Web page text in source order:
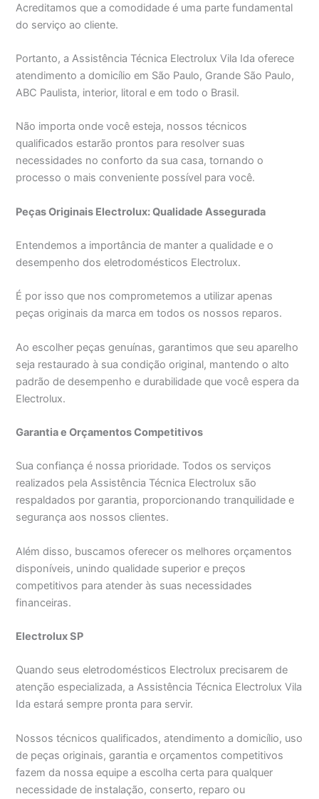
Acreditamos que a comodidade é uma parte fundamental
do serviço ao cliente.
Portanto, a Assistência Técnica Electrolux Vila Ida oferece
atendimento a domicílio em São Paulo, Grande São Paulo,
ABC Paulista, interior, litoral e em todo o Brasil.
Não importa onde você esteja, nossos técnicos
qualificados estarão prontos para resolver suas
necessidades no conforto da sua casa, tornando o
processo o mais conveniente possível para você.
Peças Originais Electrolux: Qualidade Assegurada
Entendemos a importância de manter a qualidade e o
desempenho dos eletrodomésticos Electrolux.
É por isso que nos comprometemos a utilizar apenas
peças originais da marca em todos os nossos reparos.
Ao escolher peças genuínas, garantimos que seu aparelho
seja restaurado à sua condição original, mantendo o alto
padrão de desempenho e durabilidade que você espera da
Electrolux.
Garantia e Orçamentos Competitivos
Sua confiança é nossa prioridade. Todos os serviços
realizados pela Assistência Técnica Electrolux são
respaldados por garantia, proporcionando tranquilidade e
segurança aos nossos clientes.
Além disso, buscamos oferecer os melhores orçamentos
disponíveis, unindo qualidade superior e preços
competitivos para atender às suas necessidades
financeiras.
Electrolux SP
Quando seus eletrodomésticos Electrolux precisarem de
atenção especializada, a Assistência Técnica Electrolux Vila
Ida estará sempre pronta para servir.
Nossos técnicos qualificados, atendimento a domicílio, uso
de peças originais, garantia e orçamentos competitivos
fazem da nossa equipe a escolha certa para qualquer
necessidade de instalação, conserto, reparo ou